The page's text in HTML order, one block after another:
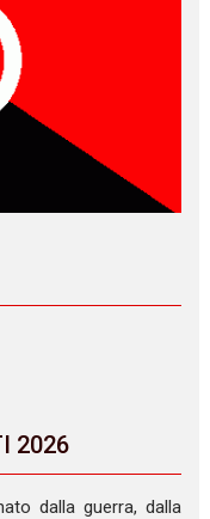
2026
dalla guerra, dalla